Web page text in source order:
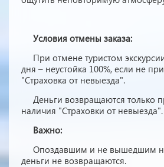
Условия отмены заказа:
При отмене туристом
дня – неустойка 100%, если не
"Страховка от невыезда".
Деньги возвращаются только
наличия "Страховки от невыезда".
Важно:
Опоздавшим и не вышедшим
деньги не возвращаются.